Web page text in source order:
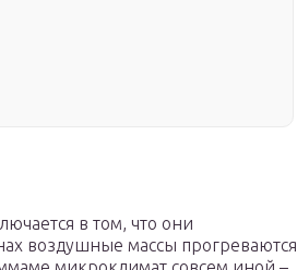
в том, что они
воздушные массы прогреваются